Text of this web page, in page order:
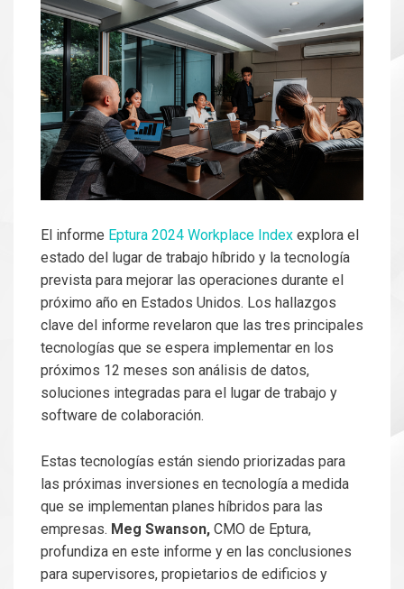
El informe Eptura 2024 Workplace Index explora el
estado del lugar de trabajo híbrido y la tecnología
prevista para mejorar las operaciones durante el
próximo año en Estados Unidos. Los hallazgos
clave del informe revelaron que las tres principales
tecnologías que se espera implementar en los
próximos 12 meses son análisis de datos,
soluciones integradas para el lugar de trabajo y
software de colaboración.
Estas tecnologías están siendo priorizadas para
las próximas inversiones en tecnología a medida
que se implementan planes híbridos para las
empresas. Meg Swanson, CMO de Eptura,
profundiza en este informe y en las conclusiones
para supervisores, propietarios de edificios y